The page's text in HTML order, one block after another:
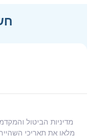
מדיניות הביטול
מלאו את תאריכי